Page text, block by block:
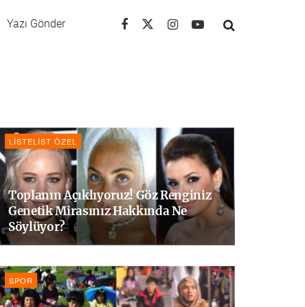
Yazı Gönder
LISTELIST ÖZEL
Toplanın Açıklıyoruz! Göz Renginiz
Genetik Mirasınız Hakkında Ne
Söylüyor?
SPOR